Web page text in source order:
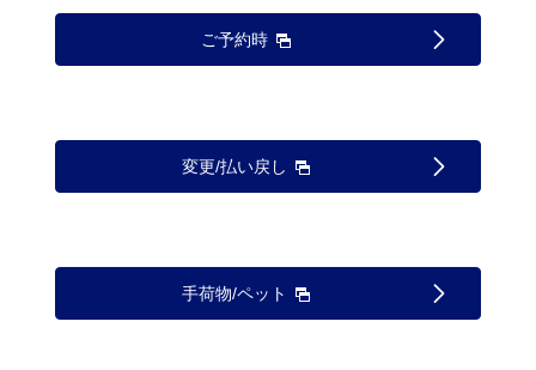
ご予約時
変更/払い戻し
手荷物/ペット